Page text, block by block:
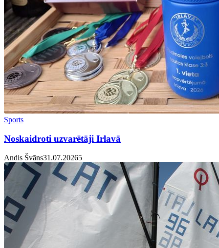
Sports
Noskaidroti uzvarētāji Irlavā
Andis Švāns31.07.20265